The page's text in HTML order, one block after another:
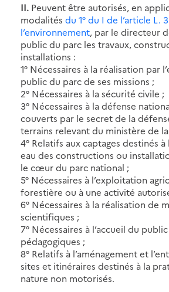
II. Peuvent être autorisés, en
modalités du 1° du I de l’article L.
l’environnement, par le directeur
public du parc les travaux,
installations :
1° Nécessaires à la réalisation par
public du parc de ses missions ;
2° Nécessaires à la sécurité civile ;
3° Nécessaires à la défense
couverts par le secret de la
terrains relevant du ministère de
4° Relatifs aux captages destinés
eau des constructions ou
le cœur du parc national ;
5° Nécessaires à l’exploitation
forestière ou à une activité
6° Nécessaires à la réalisation de
scientifiques ;
7° Nécessaires à l’accueil du
pédagogiques ;
8° Relatifs à l’aménagement et
sites et itinéraires destinés à la
nature non motorisés.